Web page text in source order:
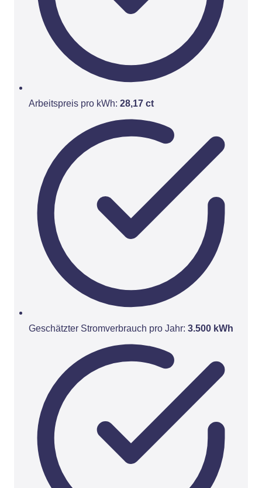
Arbeitspreis pro kWh: 28,17 ct
Geschätzter Stromverbrauch pro Jahr: 3.500 kWh